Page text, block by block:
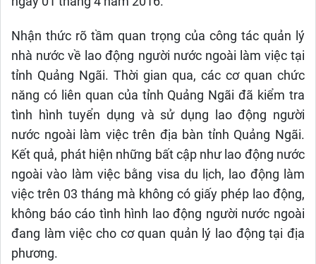
Nhận thức rõ tầm quan trọng của công tác quản lý
nhà nước về lao động người nước ngoài làm việc tại
tỉnh Quảng Ngãi. Thời gian qua, các cơ quan chức
năng có liên quan của tỉnh Quảng Ngãi đã kiểm tra
tình hình tuyển dụng và sử dụng lao động người
nước ngoài làm việc trên địa bàn tỉnh Quảng Ngãi.
Kết quả, phát hiện những bất cập như lao động nước
ngoài vào làm việc bằng visa du lịch, lao động làm
việc trên 03 tháng mà không có giấy phép lao động,
không báo cáo tình hình lao động người nước ngoài
đang làm việc cho cơ quan quản lý lao động tại địa
phương.